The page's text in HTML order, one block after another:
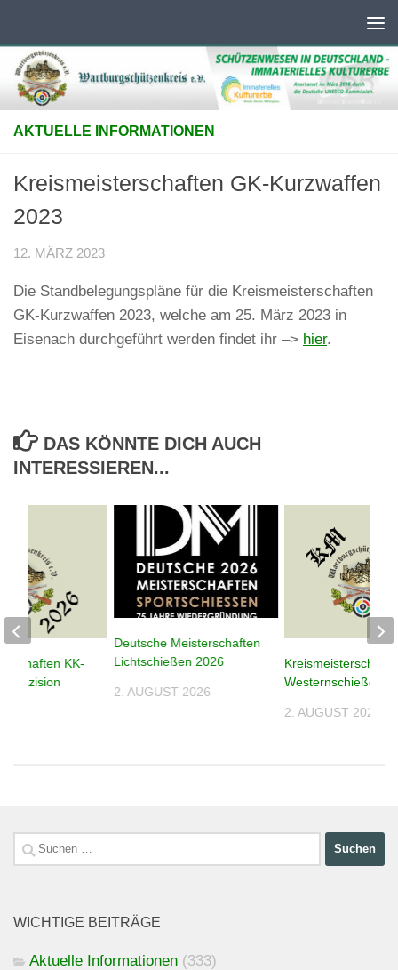
AKTUELLE INFORMATIONEN
Kreismeisterschaften GK-Kurzwaffen
2023
12. MÄRZ 2023
Die Standbelegungspläne für die Kreismeisterschaften
GK-Kurzwaffen 2023, welche am 25. März 2023 in
Eisenach durchgeführt werden findet ihr –> hier.
DAS KÖNNTE DICH AUCH
INTERESSIEREN...
Deutsche Meisterschaften
Lichtschießen 2026
2. AUGUST 2026
Westernschießen
2. AUGUST 2026
KK-
Präzision
Suchen
nach:
WICHTIGE BEITRÄGE
Aktuelle Informationen (333)